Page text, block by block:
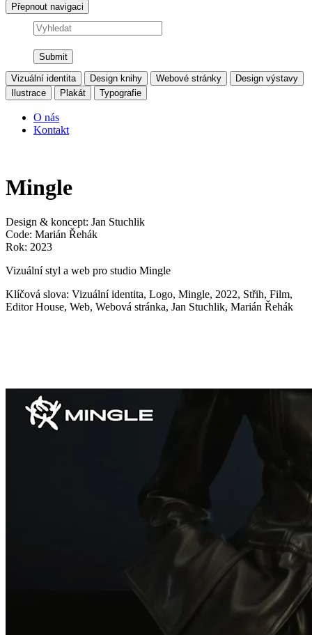
Přepnout navigaci
Vyhledat
Vizuální identita Design knihy Webové stránky
Design výstavy
Ilustrace
Plakát Typografie
O nás
Kontakt
Mingle
Design & koncept: Jan Stuchlik
Code: Marián Řehák
Rok: 2023
Vizuální styl a web pro studio Mingle
Klíčová slova: Vizuální identita, Logo, Mingle, 2022, Střih, Film,
Editor House, Web, Webová stránka, Jan Stuchlik, Marián Řehák